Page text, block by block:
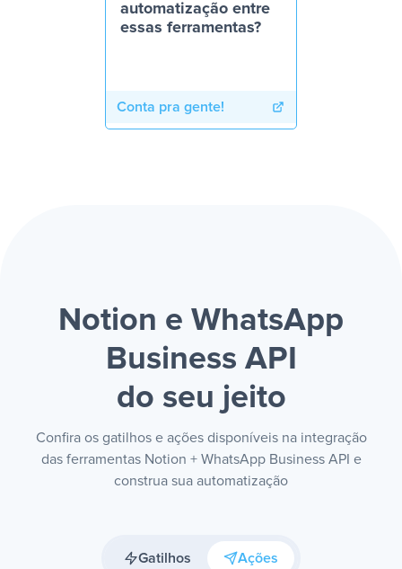
automatização entre
essas ferramentas?
Conta pra gente!
Notion e WhatsApp
Business API
do seu jeito
Confira os gatilhos e ações disponíveis na integração
das ferramentas Notion + WhatsApp Business API e
construa sua automatização
Gatilhos Ações